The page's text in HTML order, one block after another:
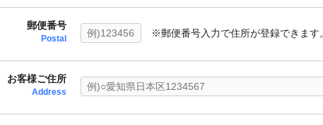
郵便番号
Postal ※郵便番号入力で住所が登録できます
お客様ご住所
Address